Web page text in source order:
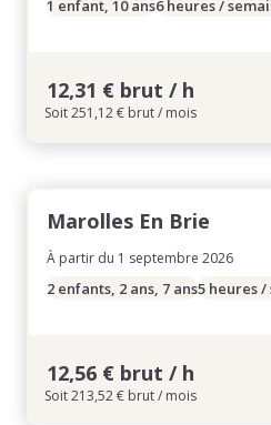
1 enfant, 10 ans6 heures /
12,31 € brut / h
Soit 251,12 € brut / mois
Marolles En Brie
À partir du 1 septembre 2026
2 enfants, 2 ans, 7 ans5 heures /
12,56 € brut / h
Soit 213,52 € brut / mois